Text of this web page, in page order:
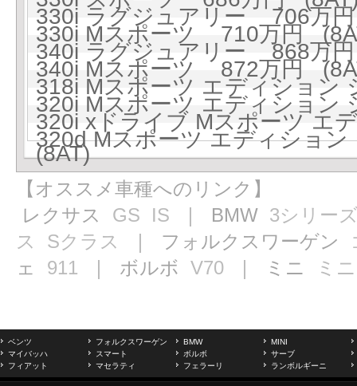
330i ラグジュアリー 706万
330i Mスポーツ 710万円
340i ラグジュアリー 868万
340i Mスポーツ 872万円
318i Mスポーツ エディショ
320i Mスポーツ エディショ
320i xドライブ Mスポーツ
(8AT)
320d Mスポーツ エディショ
【オススメ車種へのリンク】
レクサス GS IS ｜ BMW 3シリー
ス
Sクラス ｜ フォルクスワーゲン
ェ 911 ｜ ボルボ V70 ｜ ミニ ミニ
ベンツ フォルクスワーゲン BMW
MINI
マイバッハ
スマート ボルボ
サーブ
フィアット
マセラティ フェラーリ ランボルギーニ